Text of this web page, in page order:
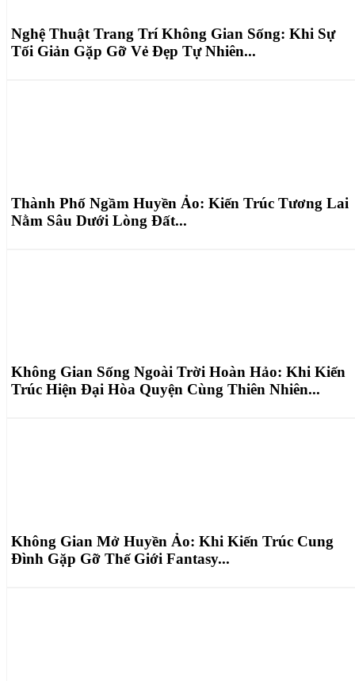
Nghệ Thuật Trang Trí Không Gian Sống: Khi Sự
Tối Giản Gặp Gỡ Vẻ Đẹp Tự Nhiên...
Thành Phố Ngầm Huyền Ảo: Kiến Trúc Tương Lai
Nằm Sâu Dưới Lòng Đất...
Không Gian Sống Ngoài Trời Hoàn Hảo: Khi Kiến
Trúc Hiện Đại Hòa Quyện Cùng Thiên Nhiên...
Không Gian Mở Huyền Ảo: Khi Kiến Trúc Cung
Đình Gặp Gỡ Thế Giới Fantasy...